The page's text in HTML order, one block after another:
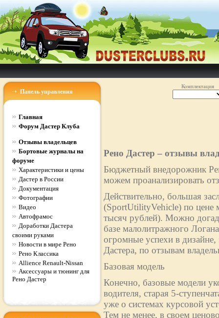
Панель управления
Главная
Форум Дастер Клуба
Отзывы владельцев
Бортовые журналы на
форуме
Характеристики и цены
Дастер в России
Документация
Фотографии
Видео
Автофрамос
Доработки Дастера
своими руками
Новости в мире Рено
Рено Классика
Allience Renault-Nissan
Аксессуары и тюнинг для
Рено Дастер
Комплектация
Рено Дастер – отзывы
Бюджетный внедорожник
можем проанализировать
Действительно, большая
(SportUtilityVehicle) по цене
тысяч рублей). Можно
базе малолитражного
огромные успехи в
Дастера, по отзывам
Базовая модель
Конечно, базовые модели
водителя, старая 5-
уже о системах курсовой
Тем не менее, в своем